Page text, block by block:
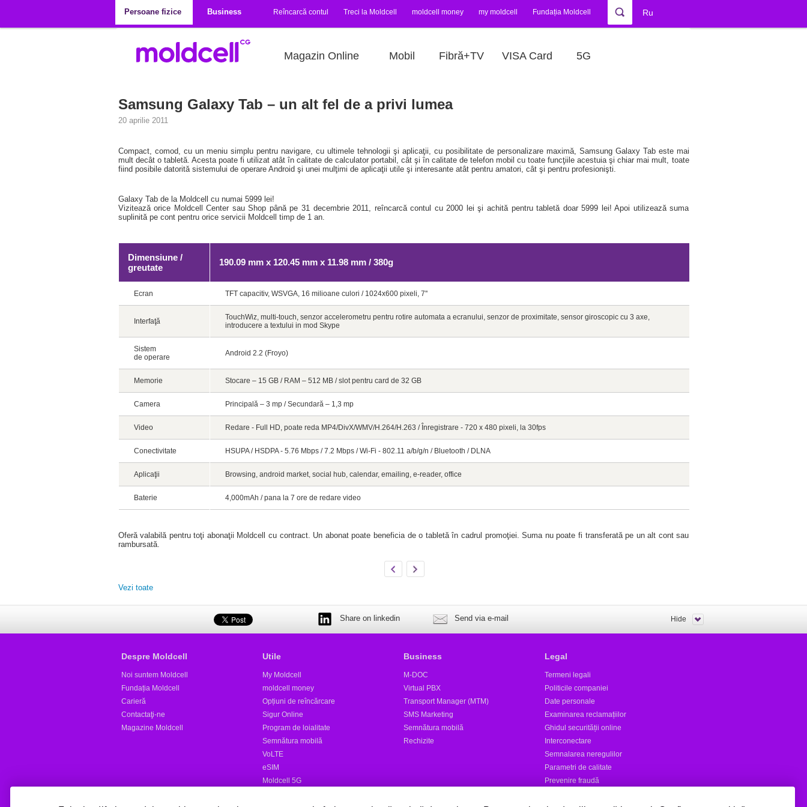
Persoane fizice
Business Reîncarcă contul Treci la Moldcell moldcell money my moldcell Fundația Moldcell Ru
Magazin Online Mobil Fibră+TV VISA Card 5G
Samsung Galaxy Tab – un alt fel de a privi lumea
20 aprilie 2011
Compact, comod, cu un meniu simplu pentru navigare, cu ultimele tehnologii şi aplicaţii, cu posibilitate de personalizare maximă, Samsung Galaxy Tab este mai
mult decât o tabletă. Acesta poate fi utilizat atât în calitate de calculator portabil, cât şi în calitate de telefon mobil cu toate funcţiile acestuia şi chiar mai mult, toate
fiind posibile datorită sistemului de operare Android şi unei mulţimi de aplicaţii utile şi interesante atât pentru amatori, cât şi pentru profesionişti.
Galaxy Tab de la Moldcell cu numai 5999 lei!
Vizitează orice Moldcell Center sau Shop până pe 31 decembrie 2011, reîncarcă contul cu 2000 lei şi achită pentru tabletă doar 5999 lei! Apoi utilizează suma
suplinită pe cont pentru orice servicii Moldcell timp de 1 an.
Dimensiune /
greutate
190.09 mm x 120.45 mm x 11.98 mm / 380g
Ecran TFT capacitiv, WSVGA, 16 milioane culori / 1024x600 pixeli, 7''
Interfaţă
TouchWiz, multi-touch, senzor accelerometru pentru rotire automata a ecranului, senzor de proximitate, sensor giroscopic cu 3 axe,
introducere a textului in mod Skype
Sistem
de operare
Android 2.2 (Froyo)
Memorie Stocare – 15 GB / RAM – 512 MB / slot pentru card de 32 GB
Camera Principală – 3 mp / Secundară – 1,3 mp
Video Redare - Full HD, poate reda MP4/DivX/WMV/H.264/H.263 / Înregistrare - 720 x 480 pixeli, la 30fps
Conectivitate HSUPA / HSDPA - 5.76 Mbps / 7.2 Mbps / Wi-Fi - 802.11 a/b/g/n / Bluetooth / DLNA
Aplicaţii Browsing, android market, social hub, calendar, emailing, e-reader, office
Baterie 4,000mAh / pana la 7 ore de redare video
Oferă valabilă pentru toţi abonaţii Moldcell cu contract. Un abonat poate beneficia de o tabletă în cadrul promoţiei. Suma nu poate fi transferată pe un alt cont sau
rambursată.
Vezi toate
Share on linkedin Send via e-mail Hide
Despre Moldcell
Noi suntem Moldcell
Fundația Moldcell
Carieră
Contactaţi-ne
Magazine Moldcell
Utile
My Moldcell
moldcell money
Opțiuni de reîncărcare
Sigur Online
Program de loialitate
Semnătura mobilă
VoLTE
eSIM
Moldcell 5G
Business
M-DOC
Virtual PBX
Transport Manager (MTM)
SMS Marketing
Semnătura mobilă
Rechizite
Legal
Termeni legali
Politicile companiei
Date personale
Examinarea reclamațiilor
Ghidul securității online
Interconectare
Semnalarea neregulilor
Parametri de calitate
Prevenire fraudă